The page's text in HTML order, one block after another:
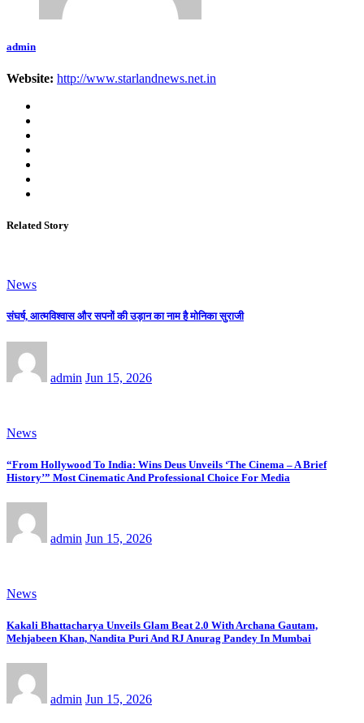
admin
Website: http://www.starlandnews.net.in
Related Story
News
संघर्ष, आत्मविश्वास और सपनों की उड़ान का नाम है मोनिका सुराजी
admin Jun 15, 2026
News
“From Hollywood To India: Wins Deus Unveils ‘The Cinema – A Brief
History’” Most Cinematic And Professional Choice For Media
admin Jun 15, 2026
News
Kakali Bhattacharya Unveils Glam Beat 2.0 With Archana Gautam,
Mehjabeen Khan, Nandita Puri And RJ Anurag Pandey In Mumbai
admin Jun 15, 2026